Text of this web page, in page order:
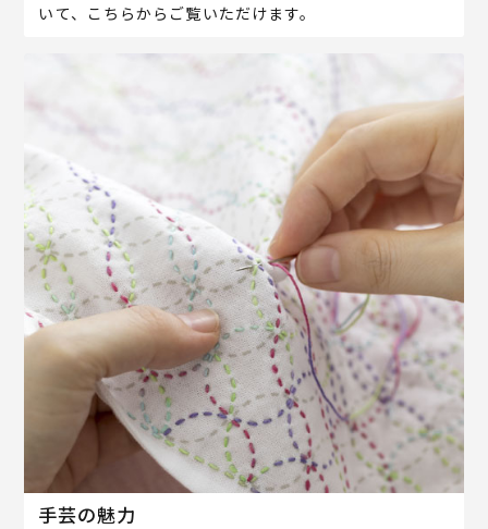
いて、こちらからご覧いただけます。
手芸の魅力